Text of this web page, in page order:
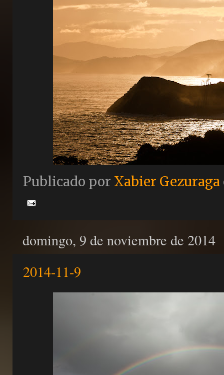
Publicado por Xabier Gezuraga
domingo, 9 de noviembre de 2014
2014-11-9